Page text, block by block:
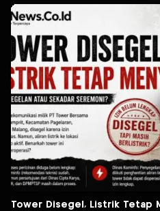
Tower Disegel, Listrik Tetap Menyala: Diduga ada Mafia